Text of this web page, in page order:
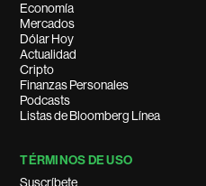
Economía
Mercados
Dólar Hoy
Actualidad
Cripto
Finanzas Personales
Podcasts
Listas de Bloomberg Línea
TÉRMINOS DE USO
Suscríbete